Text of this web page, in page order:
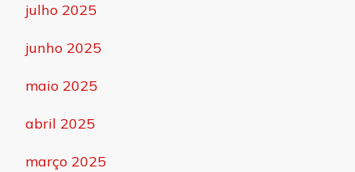
julho 2025
junho 2025
maio 2025
abril 2025
março 2025